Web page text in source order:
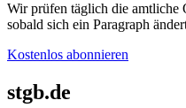
Wir prüfen täglich die amtliche
sobald sich ein Paragraph
Kostenlos abonnieren
stgb.de